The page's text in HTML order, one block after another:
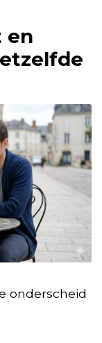
en
onderscheid